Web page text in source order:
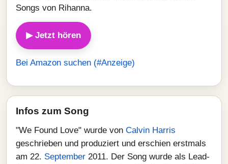
Songs von Rihanna.
▶ Jetzt hören
Bei Amazon suchen (#Anzeige)
Infos zum Song
"We Found Love" wurde von Calvin Harris
geschrieben und produziert und erschien erstmals
am 22. September 2011. Der Song wurde als Lead-